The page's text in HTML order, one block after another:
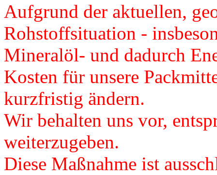
Aufgrund der aktuellen,
Rohstoffsituation -
Mineralöl- und dadurch
Kosten für unsere
kurzfristig ändern.
Wir behalten uns vor,
weiterzugeben.
Diese Maßnahme ist